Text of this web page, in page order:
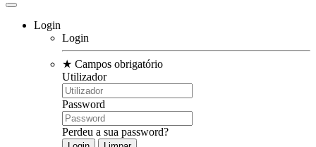
Login
Login
★ Campos obrigatório
Utilizador
Password
Perdeu a sua password?